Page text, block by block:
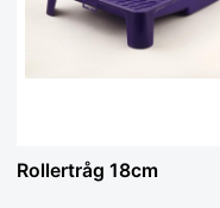
Rollertråg 18cm